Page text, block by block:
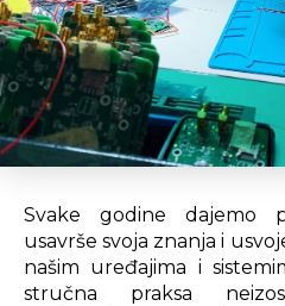
Svake godine dajemo
usavrše svoja znanja i
našim uređajima i
stručna praksa